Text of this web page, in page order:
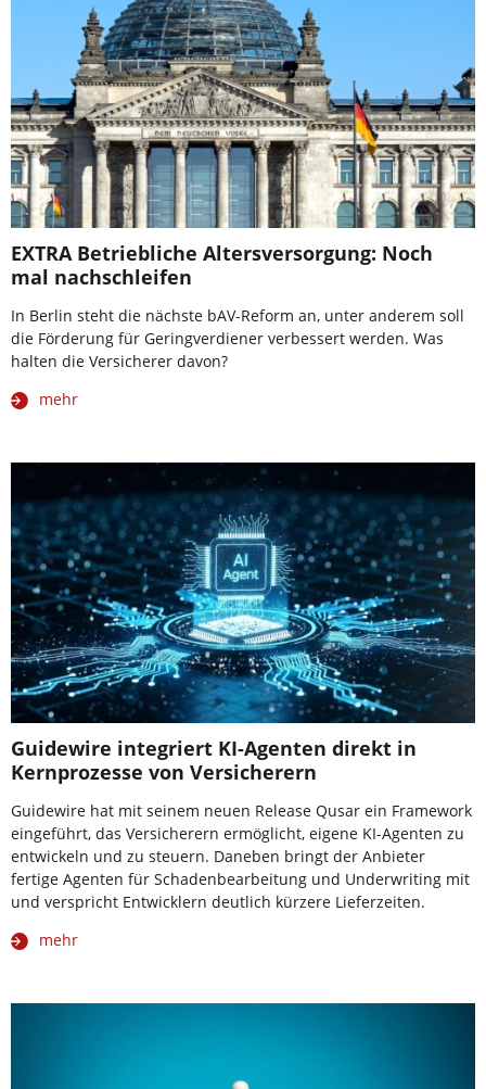
EXTRA Betriebliche Altersversorgung: Noch
mal nachschleifen
In Berlin steht die nächste bAV-Reform an, unter anderem soll
die Förderung für Geringverdiener verbessert werden. Was
halten die Versicherer davon?
mehr
Guidewire integriert KI-Agenten direkt in
Kernprozesse von Versicherern
Guidewire hat mit seinem neuen Release Qusar ein Framework
eingeführt, das Versicherern ermöglicht, eigene KI-Agenten zu
entwickeln und zu steuern. Daneben bringt der Anbieter
fertige Agenten für Schadenbearbeitung und Underwriting mit
und verspricht Entwicklern deutlich kürzere Lieferzeiten.
mehr